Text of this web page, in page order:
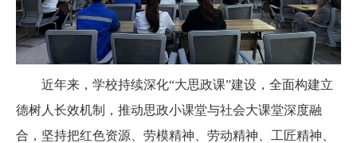
近年来，学校持续深化“大思政课”建设，全面构建立
德树人长效机制，推动思政小课堂与社会大课堂深度融
合，坚持把红色资源、劳模精神、劳动精神、工匠精神、